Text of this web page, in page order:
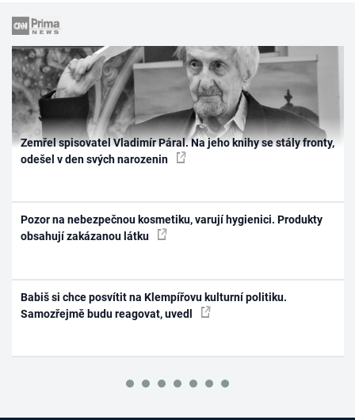
Zemřel spisovatel Vladimír Páral. Na jeho knihy se stály fronty,
odešel v den svých narozenin
Pozor na nebezpečnou kosmetiku, varují hygienici. Produkty
obsahují zakázanou látku
Babiš si chce posvítit na Klempířovu kulturní politiku.
Samozřejmě budu reagovat, uvedl